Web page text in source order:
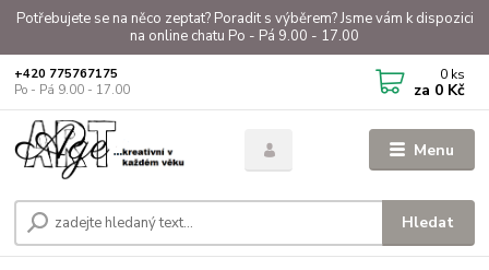
Potřebujete se na něco zeptat? Poradit s výběrem? Jsme vám k dispozici
na online chatu Po - Pá 9.00 - 17.00
Menu
Hledat
+420 775767175
Po - Pá 9.00 - 17.00
0 ks
za 0 Kč